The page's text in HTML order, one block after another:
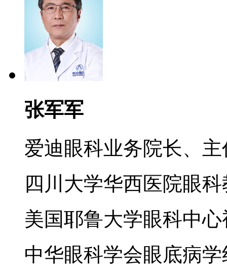
张军军
爱迪眼科业务院长、
四川大学华西医院眼
美国耶鲁大学眼科中
中华眼科学会眼底病